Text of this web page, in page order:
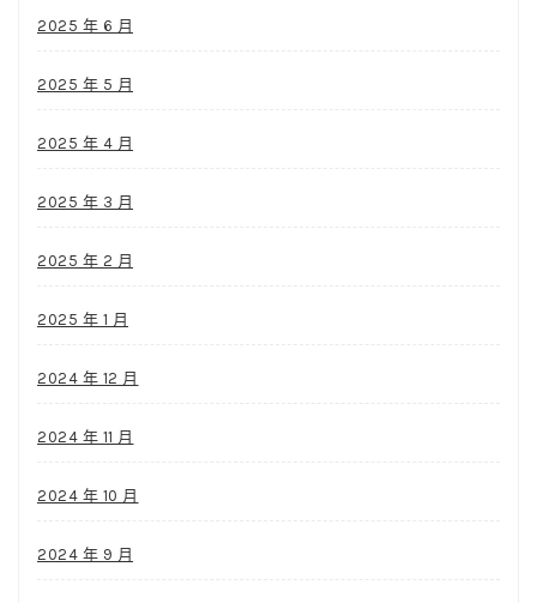
2025 年 6 月
2025 年 5 月
2025 年 4 月
2025 年 3 月
2025 年 2 月
2025 年 1 月
2024 年 12 月
2024 年 11 月
2024 年 10 月
2024 年 9 月